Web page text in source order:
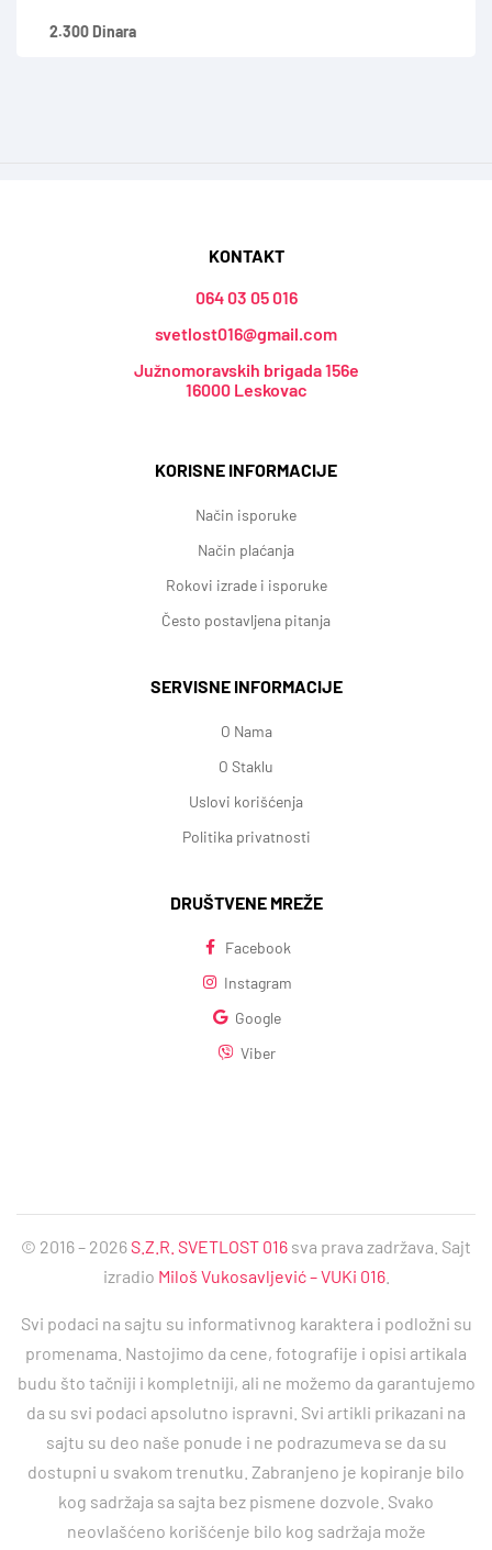
2.300 Dinara
KORISNE INFORMACIJE
Način isporuke
Način plaćanja
Rokovi izrade i isporuke
Često postavljena pitanja
SERVISNE INFORMACIJE
O Nama
O Staklu
Uslovi korišćenja
Politika privatnosti
DRUŠTVENE MREŽE
Facebook
Instagram
Google
Viber
KONTAKT
064 03 05 016
svetlost016@gmail.com
Južnomoravskih brigada 156e
16000 Leskovac
© 2016 – 2026S.Z.R. SVETLOST 016 sva prava zadržava. Sajt
izradio Miloš Vukosavljević – VUKi 016.
Svi podaci na sajtu su informativnog karaktera i podložni su
promenama. Nastojimo da cene, fotografije i opisi artikala
budu što tačniji i kompletniji, ali ne možemo da garantujemo
da su svi podaci apsolutno ispravni. Svi artikli prikazani na
sajtu su deo naše ponude i ne podrazumeva se da su
dostupni u svakom trenutku. Zabranjeno je kopiranje bilo
kog sadržaja sa sajta bez pismene dozvole. Svako
neovlašćeno korišćenje bilo kog sadržaja može